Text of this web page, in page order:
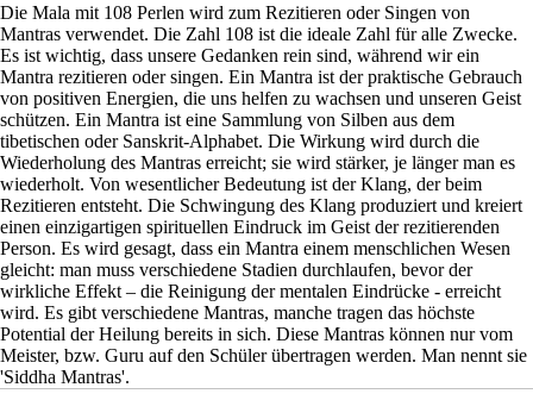
Die Mala mit 108 Perlen wird zum Rezitieren oder Singen von
Mantras verwendet. Die Zahl 108 ist die ideale Zahl für alle Zwecke.
Es ist wichtig, dass unsere Gedanken rein sind, während wir ein
Mantra rezitieren oder singen. Ein Mantra ist der praktische Gebrauch
von positiven Energien, die uns helfen zu wachsen und unseren Geist
schützen. Ein Mantra ist eine Sammlung von Silben aus dem
tibetischen oder Sanskrit-Alphabet. Die Wirkung wird durch die
Wiederholung des Mantras erreicht; sie wird stärker, je länger man es
wiederholt. Von wesentlicher Bedeutung ist der Klang, der beim
Rezitieren entsteht. Die Schwingung des Klang produziert und kreiert
einen einzigartigen spirituellen Eindruck im Geist der rezitierenden
Person. Es wird gesagt, dass ein Mantra einem menschlichen Wesen
gleicht: man muss verschiedene Stadien durchlaufen, bevor der
wirkliche Effekt – die Reinigung der mentalen Eindrücke - erreicht
wird. Es gibt verschiedene Mantras, manche tragen das höchste
Potential der Heilung bereits in sich. Diese Mantras können nur vom
Meister, bzw. Guru auf den Schüler übertragen werden. Man nennt sie
'Siddha Mantras'.